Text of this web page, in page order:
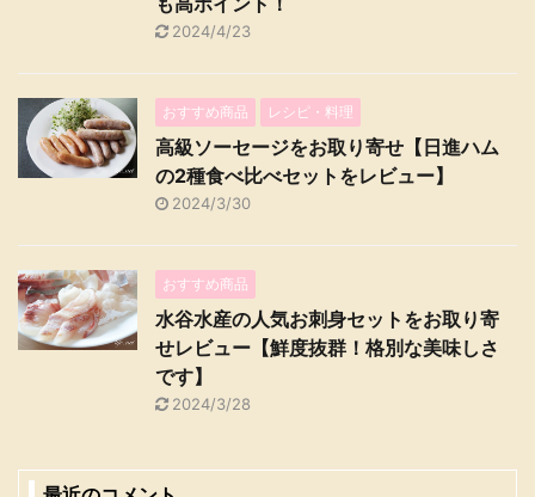
2024/4/23
おすすめ商品 レシピ・料理
高級ソーセージをお取り寄せ【日進ハム
の2種食べ比べセットをレビュー】
2024/3/30
おすすめ商品
水谷水産の人気お刺身セットをお取り寄
せレビュー【鮮度抜群！格別な美味しさ
です】
2024/3/28